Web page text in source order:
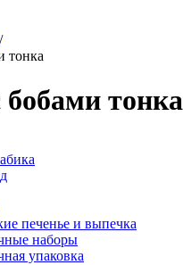
/
тонка
тонка
печенье и выпечка
наборы
упаковка